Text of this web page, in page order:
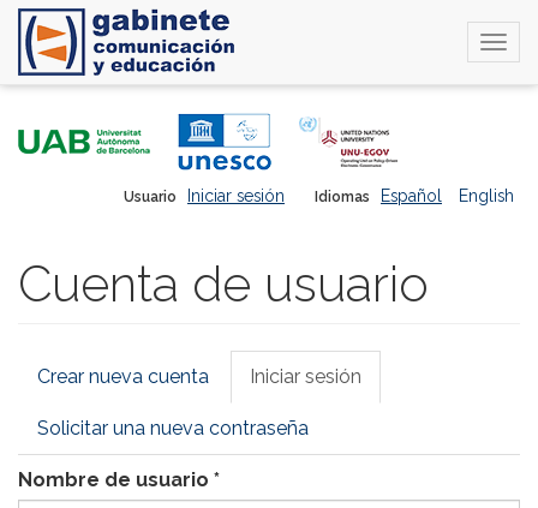
Idiomas Español English
Usuario Iniciar sesión
Cuenta de usuario
Solapas
Crear nueva cuenta Iniciar sesión
activa)
Solicitar una nueva contraseña
Nombre de usuario *